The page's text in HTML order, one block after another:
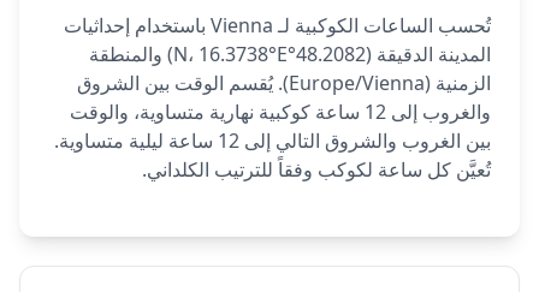
تُحسب الساعات الكوكبية لـ Vienna باستخدام إحداثيات
المدينة الدقيقة (48.2082°N، 16.3738°E) والمنطقة
الزمنية (Europe/Vienna). يُقسم الوقت بين الشروق
والغروب إلى 12 ساعة كوكبية نهارية متساوية، والوقت
بين الغروب والشروق التالي إلى 12 ساعة ليلية متساوية.
تُعيَّن كل ساعة لكوكب وفقاً للترتيب الكلداني.